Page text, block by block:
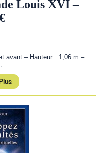
Louis XVI –
avant – Hauteur : 1,06 m –